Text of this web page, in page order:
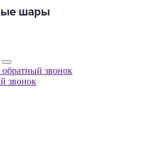
обратный звонок
звонок